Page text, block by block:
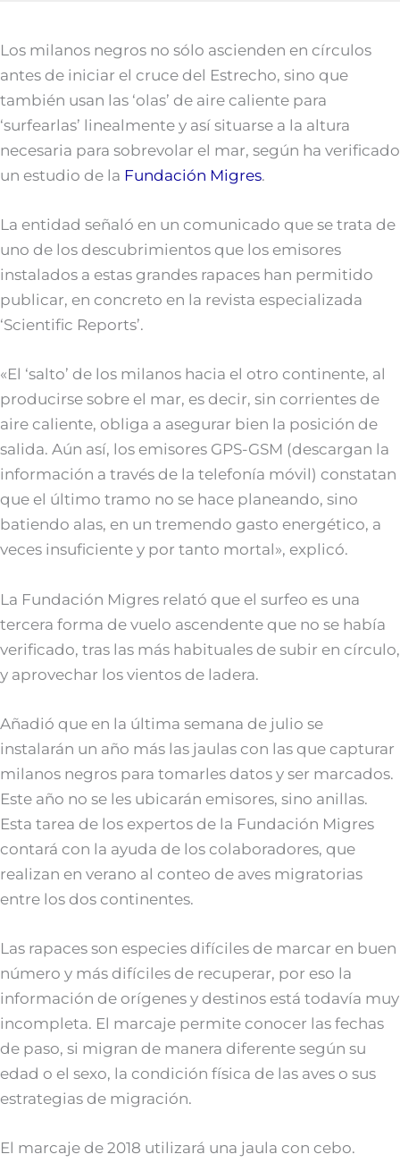
Los milanos negros no sólo ascienden en círculos
antes de iniciar el cruce del Estrecho, sino que
también usan las ‘olas’ de aire caliente para
‘surfearlas’ linealmente y así situarse a la altura
necesaria para sobrevolar el mar, según ha verificado
un estudio de la Fundación Migres.
La entidad señaló en un comunicado que se trata de
uno de los descubrimientos que los emisores
instalados a estas grandes rapaces han permitido
publicar, en concreto en la revista especializada
‘Scientific Reports’.
«El ‘salto’ de los milanos hacia el otro continente, al
producirse sobre el mar, es decir, sin corrientes de
aire caliente, obliga a asegurar bien la posición de
salida. Aún así, los emisores GPS-GSM (descargan la
información a través de la telefonía móvil) constatan
que el último tramo no se hace planeando, sino
batiendo alas, en un tremendo gasto energético, a
veces insuficiente y por tanto mortal», explicó.
La Fundación Migres relató que el surfeo es una
tercera forma de vuelo ascendente que no se había
verificado, tras las más habituales de subir en círculo,
y aprovechar los vientos de ladera.
Añadió que en la última semana de julio se
instalarán un año más las jaulas con las que capturar
milanos negros para tomarles datos y ser marcados.
Este año no se les ubicarán emisores, sino anillas.
Esta tarea de los expertos de la Fundación Migres
contará con la ayuda de los colaboradores, que
realizan en verano al conteo de aves migratorias
entre los dos continentes.
Las rapaces son especies difíciles de marcar en buen
número y más difíciles de recuperar, por eso la
información de orígenes y destinos está todavía muy
incompleta. El marcaje permite conocer las fechas
de paso, si migran de manera diferente según su
edad o el sexo, la condición física de las aves o sus
estrategias de migración.
El marcaje de 2018 utilizará una jaula con cebo.